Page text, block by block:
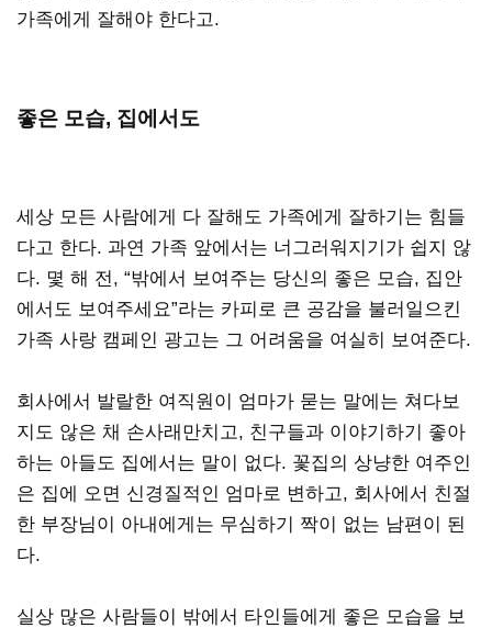
가족에게 잘해야 한다고.
좋은 모습, 집에서도
세상 모든 사람에게 다 잘해도 가족에게 잘하기는 힘들
다고 한다. 과연 가족 앞에서는 너그러워지기가 쉽지 않
다. 몇 해 전, “밖에서 보여주는 당신의 좋은 모습, 집안
에서도 보여주세요”라는 카피로 큰 공감을 불러일으킨
가족 사랑 캠페인 광고는 그 어려움을 여실히 보여준다.
회사에서 발랄한 여직원이 엄마가 묻는 말에는 쳐다보
지도 않은 채 손사래만치고, 친구들과 이야기하기 좋아
하는 아들도 집에서는 말이 없다. 꽃집의 상냥한 여주인
은 집에 오면 신경질적인 엄마로 변하고, 회사에서 친절
한 부장님이 아내에게는 무심하기 짝이 없는 남편이 된
다.
실상 많은 사람들이 밖에서 타인들에게 좋은 모습을 보